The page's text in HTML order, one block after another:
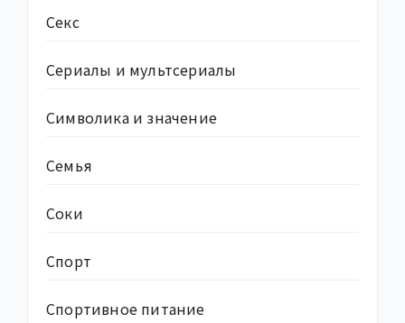
Секс
Сериалы и мультсериалы
Символика и значение
Семья
Соки
Спорт
Спортивное питание